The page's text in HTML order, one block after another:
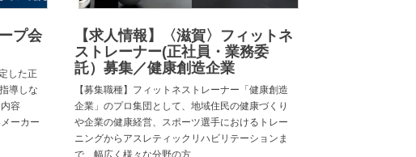
プ会
した正
導しな
容
ーカー
【求人情報】〈滋賀〉フィットネ
ストレーナー(正社員・業務委
託）募集／健康創造企業
【募集職種】フィットネストレーナー「健康創造
企業」のプロ集団として、地域住民の健康づくり
や企業の健康経営、スポーツ選手におけるトレー
ニングからアスレティックリハビリテーションま